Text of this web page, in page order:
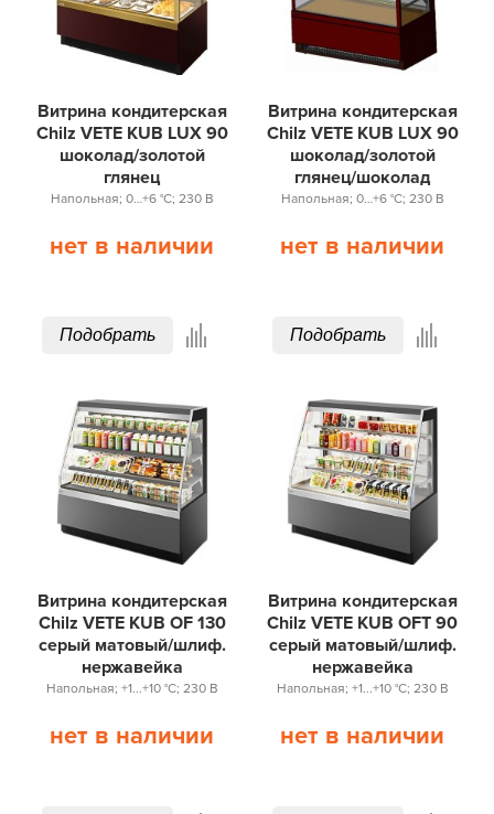
Витрина кондитерская
Chilz VETE KUB LUX 90
шоколад/золотой
глянец
Напольная; 0…+6 °С; 230 В
нет в наличии
Подобрать
Витрина кондитерская
Chilz VETE KUB LUX 90
шоколад/золотой
глянец/шоколад
Напольная; 0…+6 °С; 230 В
нет в наличии
Подобрать
Витрина кондитерская
Chilz VETE KUB OF 130
серый матовый/шлиф.
нержавейка
Напольная; +1...+10 °С; 230 В
нет в наличии
Витрина кондитерская
Chilz VETE KUB OFT 90
серый матовый/шлиф.
нержавейка
Напольная; +1...+10 °С; 230 В
нет в наличии